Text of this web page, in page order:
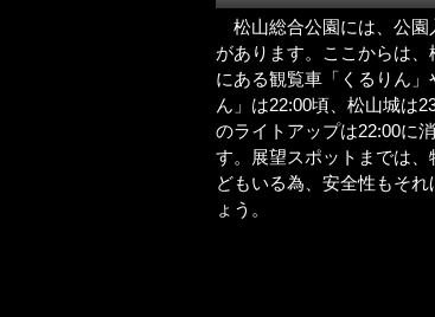
松山総合公園には、公
があります。ここからは
にある観覧車「くるりん
ん」は22:00頃、松山城は
のライトアップは22:00に
す。展望スポットまでは
どもいる為、安全性もそ
ょう。